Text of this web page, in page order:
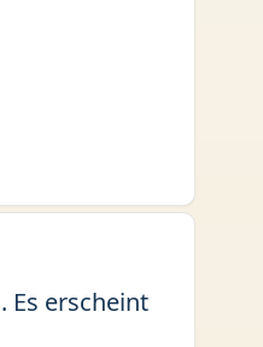
. Es erscheint